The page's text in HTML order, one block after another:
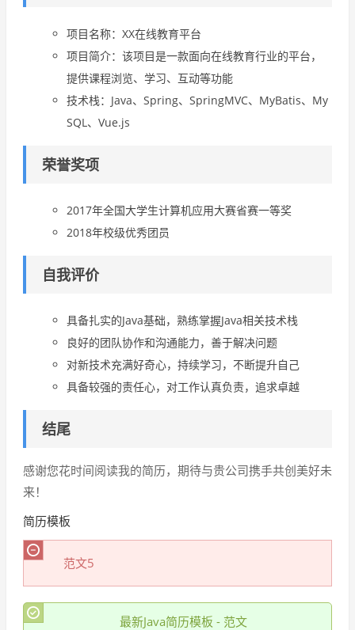
项目名称：XX在线教育平台
项目简介：该项目是一款面向在线教育行业的平台，
提供课程浏览、学习、互动等功能
技术栈：Java、Spring、SpringMVC、MyBatis、My
SQL、Vue.js
荣誉奖项
2017年全国大学生计算机应用大赛省赛一等奖
2018年校级优秀团员
自我评价
具备扎实的Java基础，熟练掌握Java相关技术栈
良好的团队协作和沟通能力，善于解决问题
对新技术充满好奇心，持续学习，不断提升自己
具备较强的责任心，对工作认真负责，追求卓越
结尾
感谢您花时间阅读我的简历，期待与贵公司携手共创美好未
来！
简历模板
范文5
最新Java简历模板 - 范文